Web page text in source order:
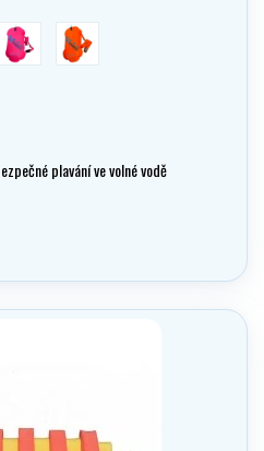
růžová Oranžová
plavání ve volné vodě